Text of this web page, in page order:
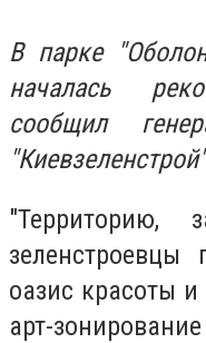
В парке
началась
сообщил
"Территорию,
зеленстроевцы
оазис красоты
арт-